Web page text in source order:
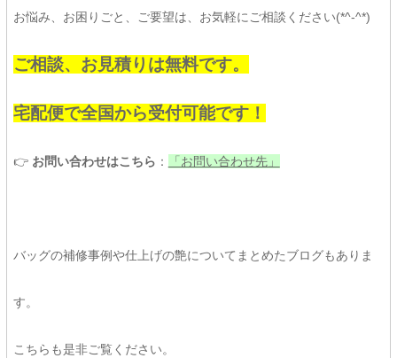
お悩み、お困りごと、ご要望は、お気軽にご相談ください(*^-^*)
ご相談、お見積りは無料です。
宅配便で全国から受付可能です！
👉 お問い合わせはこちら ： 「お問い合わせ先」
バッグの補修事例や仕上げの艶についてまとめたブログもありま
す。
こちらも是非ご覧ください。